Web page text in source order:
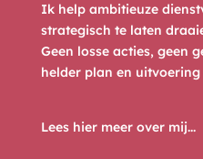
Ik help ambitieuze
strategisch te laten
Geen losse acties, geen
helder plan en uitvoering
Lees hier meer over mij...